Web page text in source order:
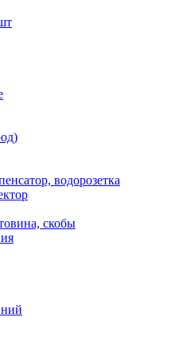
водорозетка
скобы